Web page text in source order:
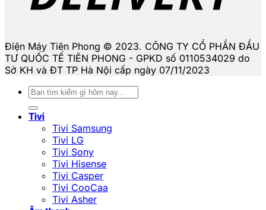
Điện Máy Tiên Phong © 2023. CÔNG TY CỔ PHẦN ĐẦU
TƯ QUỐC TẾ TIÊN PHONG - GPKD số 0110534029 do
Sở KH và ĐT TP Hà Nội cấp ngày 07/11/2023
Tìm
kiếm:
Tivi
Tivi Samsung
Tivi LG
Tivi Sony
Tivi Hisense
Tivi Casper
Tivi CooCaa
Tivi Asher